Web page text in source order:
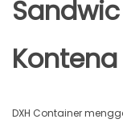
Kontena
DXH Container